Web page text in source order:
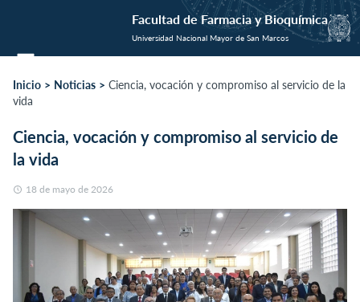
Facultad de Farmacia y Bioquímica
Universidad Nacional Mayor de San Marcos
Inicio Noticias
Ciencia, vocación y compromiso al servicio de la
vida
Ciencia, vocación y compromiso al servicio de
la vida
18 de mayo de 2026